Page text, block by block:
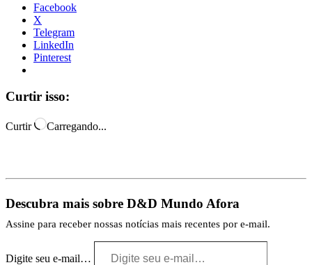
Facebook
X
Telegram
LinkedIn
Pinterest
Curtir isso:
Curtir Carregando...
Descubra mais sobre D&D Mundo Afora
Assine para receber nossas notícias mais recentes por e-mail.
Digite seu e-mail…